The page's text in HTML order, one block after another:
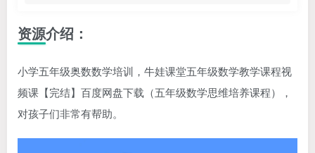
资源介绍：
小学五年级奥数数学培训，牛娃课堂五年级数学教学课程视
频课【完结】百度网盘下载（五年级数学思维培养课程），
对孩子们非常有帮助。